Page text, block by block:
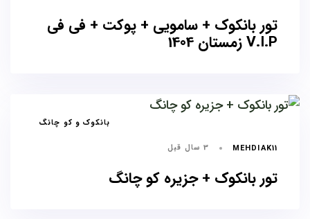
تور بانکوک + سامویی + پوکت + فی فی
V.I.P زمستان 1404
بانکوک و کو چانگ
MEHDIAK11 3 سال قبل
تور بانکوک + جزیره کو چانگ